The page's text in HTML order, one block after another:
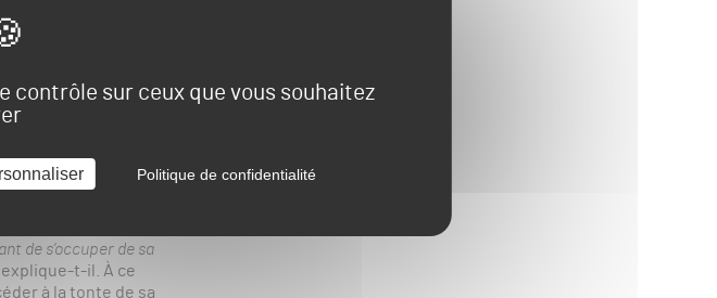
contrôle sur ceux que vous souhaitez
Politique de confidentialité
le sol, enlevez les
à aplanir le sol pour le
la hauteur de
Neil Stubey rappelle
de s’occuper de sa
explique-t-il. À ce
à la tonte de sa